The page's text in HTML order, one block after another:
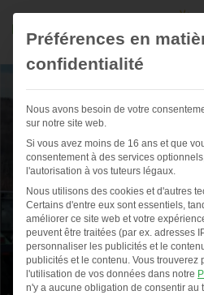
Préférences en
confidentialité
Nous avons besoin de votre
sur notre site web.
Si vous avez moins de 16 ans et que
consentement à des services
l'autorisation à vos tuteurs légaux.
Nous utilisons des cookies et d'autres
Certains d'entre eux sont essentiels,
améliorer ce site web et votre
peuvent être traitées (par ex. adresses
personnaliser les publicités et le
publicités et le contenu. Vous trouverez
l'utilisation de vos données dans notre
n'y a aucune obligation de consentir au